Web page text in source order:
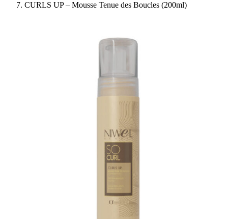
CURLS UP – Mousse Tenue des Boucles (200ml)